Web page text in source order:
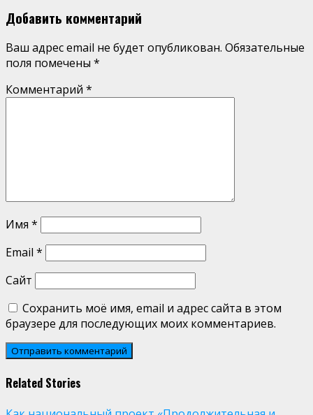
Добавить комментарий
Ваш адрес email не будет опубликован. Обязательные
поля помечены *
Комментарий *
Имя *
Email *
Сайт
Сохранить моё имя, email и адрес сайта в этом
браузере для последующих моих комментариев.
Related Stories